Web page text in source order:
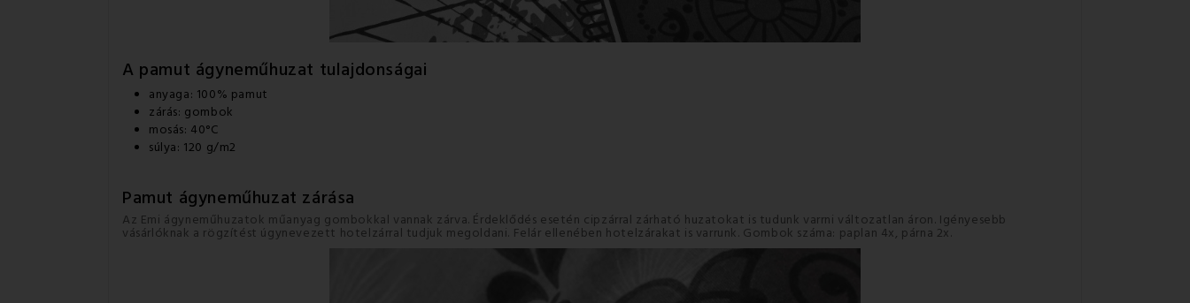
A pamut ágyneműhuzat tulajdonságai
anyaga: 100% pamut
zárás: gombok
mosás: 40°C
súlya: 120 g/m2
Pamut ágyneműhuzat zárása
Az Emi ágyneműhuzatok műanyag gombokkal vannak zárva. Érdeklődés esetén cipzárral zárható huzatokat is tudunk varrni változatlan áron. Igényesebb
vásárlóknak a rögzítést úgynevezett hotelzárral tudjuk megoldani. Felár ellenében hotelzárakat is varrunk. Gombok száma: paplan 4x, párna 2x.